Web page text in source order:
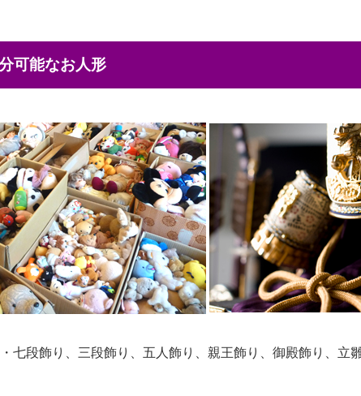
分可能なお人形
七段飾り、三段飾り、五人飾り、親王飾り、御殿飾り、立